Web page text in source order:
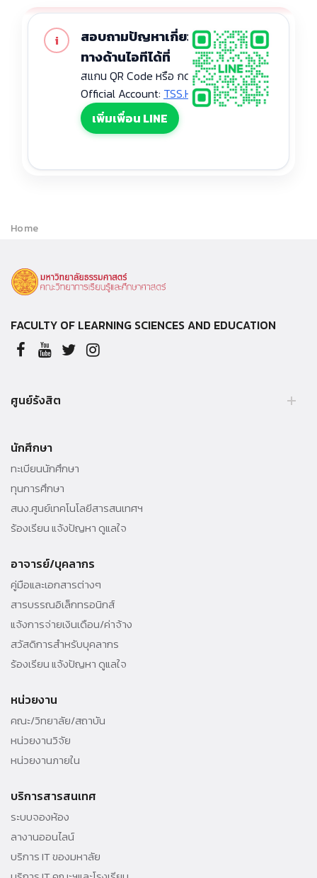
i
สอบถามปัญหาเกี่ยวกับการใช้งาน
ทางด้านไอทีได้ที่
สแกน QR Code หรือ กดปุ่มเพิ่มเพื่อน LINE
Official Account: TSS.Helpdesk
เพิ่มเพื่อน LINE
Home
FACULTY OF LEARNING SCIENCES AND EDUCATION
ศูนย์รังสิต
99 หมู่ 18 ถ.พหลโยธิน ต.คลองหนึ่ง อ.คลองหลวง จ.ปทุมธานี 12120
Tel. 02-696 6747
นักศึกษา
ทะเบียนนักศึกษา
ทุนการศึกษา
สนง.ศูนย์เทคโนโลยีสารสนเทศฯ
ร้องเรียน แจ้งปัญหา ดูแลใจ
อาจารย์/บุคลากร
คู่มือและเอกสารต่างๆ
สารบรรณอิเล็กทรอนิกส์
แจ้งการจ่ายเงินเดือน/ค่าจ้าง
สวัสดิการสำหรับบุคลากร
ร้องเรียน แจ้งปัญหา ดูแลใจ
หน่วยงาน
คณะ/วิทยาลัย/สถาบัน
หน่วยงานวิจัย
หน่วยงานภายใน
บริการสารสนเทศ
ระบบจองห้อง
ลางานออนไลน์
บริการ IT ของมหาลัย